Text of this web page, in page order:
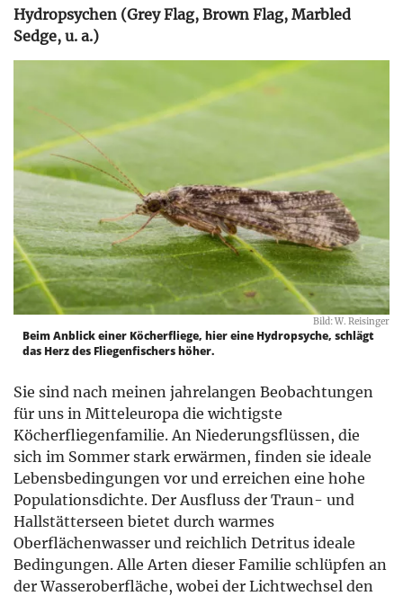
Hydropsychen (Grey Flag, Brown Flag, Marbled
Sedge, u. a.)
Bild: W. Reisinger
Beim Anblick einer Köcherfliege, hier eine Hydropsyche, schlägt
das Herz des Fliegenfischers höher.
Sie sind nach meinen jahrelangen Beobachtungen
für uns in Mitteleuropa die wichtigste
Köcherfliegenfamilie. An Niederungsflüssen, die
sich im Sommer stark erwärmen, finden sie ideale
Lebensbedingungen vor und erreichen eine hohe
Populationsdichte. Der Ausfluss der Traun- und
Hallstätterseen bietet durch warmes
Oberflächenwasser und reichlich Detritus ideale
Bedingungen. Alle Arten dieser Familie schlüpfen an
der Wasseroberfläche, wobei der Lichtwechsel den